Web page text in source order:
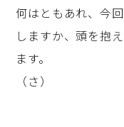
何はともあれ、今
しますか、頭を抱
ます。
（さ）